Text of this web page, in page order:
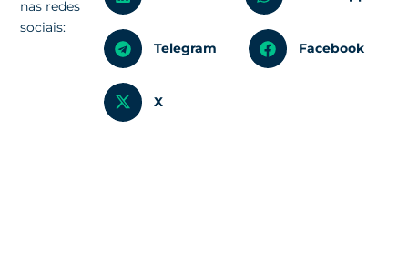
nas redes
sociais:
Telegram Facebook
X